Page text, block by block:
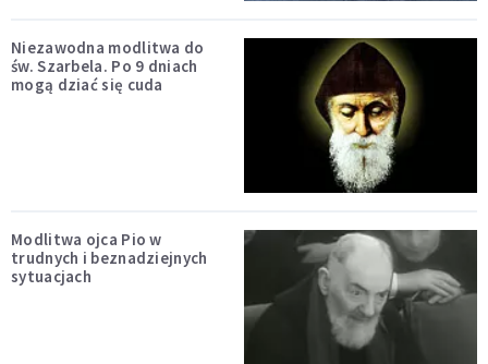
Niezawodna modlitwa do
św. Szarbela. Po 9 dniach
mogą dziać się cuda
Modlitwa ojca Pio w
trudnych i beznadziejnych
sytuacjach